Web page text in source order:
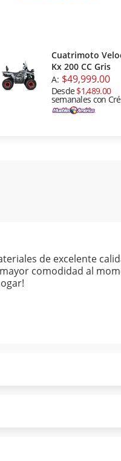
Cuatrimoto
Kx 200 CC Gris
A: $49,999.00
Desde$1,489.00
semanales con
de excelente
comodidad al